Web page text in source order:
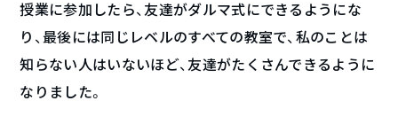
授業に参加したら、友達がダルマ式にできるようにな
り、最後には同じレベルのすべての教室で、私のことは
知らない人はいないほど、友達がたくさんできるように
なりました。